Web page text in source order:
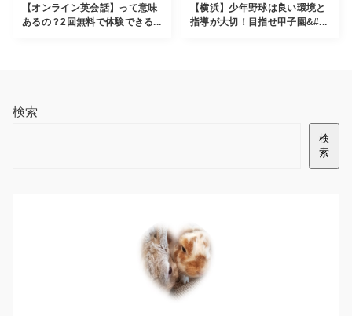
【オンライン英会話】って意味
あるの？2回無料で体験できる...
【横浜】少年野球は良い環境と
指導が大切！目指せ甲子園&#...
検索
検
索